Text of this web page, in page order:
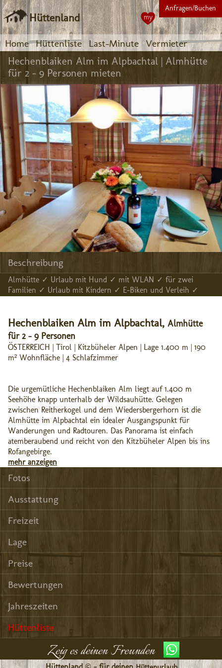
Hüttenland
Home Hüttenliste Last-Minute Vermieter
Anfragen/Buchen
my
Hechenblaiken Alm im Alpbachtal | Almhütte
für 2 - 9 Personen mieten
Beschreibung
Almhütte ✓ Urlaub mit Hund ✓ mit WLAN ✓ für zwei
Familien ✓ Urlaub mit Kindern ✓ E-Biken und Verleih ✓
Hechenblaiken Alm im Alpbachtal, Almhütte
für 2 - 9 Personen
ÖSTERREICH | Tirol | Kitzbüheler Alpen | Lage 1.400 m | 190
m² Wohnfläche | 4 Schlafzimmer
Die urgemütliche Hechenblaiken Alm liegt auf 1.400 m
Seehöhe knapp unterhalb der Wildsauhütte. Gelegen
zwischen Reitherkogel und dem Wiedersbergerhorn ist die
Almhütte im Alpbachtal ein idealer Ausgangspunkt für
Wanderungen und Radtouren. Das Panorama ist einfach
atemberaubend und reicht von den Kitzbüheler Alpen bis ins
Rofangebirge.
mehr anzeigen
Fotos
Ausstattung
Freizeit
Lage
Preise
Bewertungen
Jahreszeiten
Hüttenliste
Zeig es deinen Freunden